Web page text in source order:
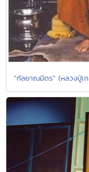
"กัลยาณมิตร" (หลวงปู่เ